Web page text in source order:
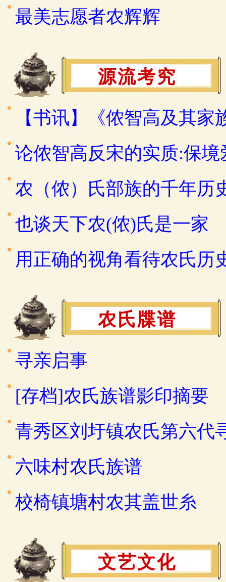
最美志愿者农辉辉
源流考究
【书讯】《侬智高及其
论侬智高反宋的实质:保
农（侬）氏部族的千年历
也谈天下农(侬)氏是一家
用正确的视角看待农氏
农氏牒谱
寻亲启事
[存档]农氏族谱影印摘要
青秀区刘圩镇农氏第六代
六味村农氏族谱
校椅镇塘村农其盖世糸
文艺文化